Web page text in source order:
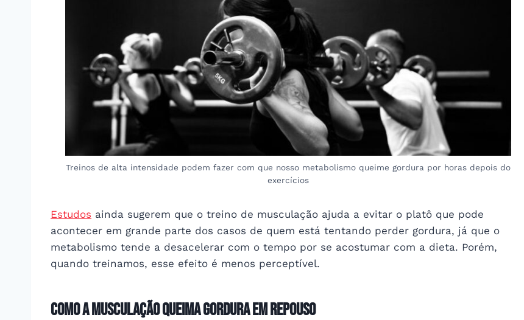
Treinos de alta intensidade podem fazer com que nosso metabolismo queime gordura por horas depois do
exercícios
Estudos ainda sugerem que o treino de musculação ajuda a evitar o platô que pode
acontecer em grande parte dos casos de quem está tentando perder gordura, já que o
metabolismo tende a desacelerar com o tempo por se acostumar com a dieta. Porém,
quando treinamos, esse efeito é menos perceptível.
Como a musculação queima gordura em repouso